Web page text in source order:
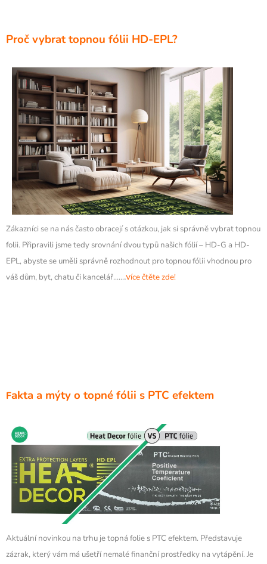
Proč vybrat topnou fólii HD-EPL?
Zákazníci se na nás často obracejí s otázkou, jak si správně vybrat topnou
folii. Připravili jsme tedy srovnání dvou typů našich fólií – HD-G a HD-
EPL, abyste se uměli správně rozhodnout pro topnou fólii vhodnou pro
váš dům, byt, chatu či kancelář.......více čtěte zde!
Fakta a mýty o topné fólii s PTC efektem
Aktuální novinkou na trhu je topná folie s PTC efektem. Představuje
zázrak, který vám má ušetří nemalé finanční prostředky na vytápění. Je